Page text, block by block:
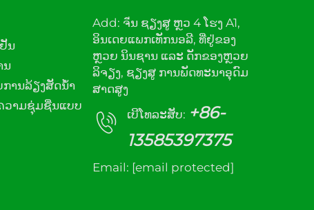
ນ
ນ
ານລ້ຽງສັດນ້ໍາ
ວາມຊຸ່ມຊື່ນແບບ
Add: ຈีນ ຊຽງສູ ຫຼວ 4 ໂຮງ A1,
ອິນເດຍແພກເທັກນອລີ, ທີ່ຢູ່ຂອງ
ຫຼວຍ ນິນຊານ ແລະ ດັກຂອງຫຼວຍ
ລິຈຽງ, ຊຽງສູ ການພັດທະນາອຸດົມ
ສາດສູງ
ເບີໂທລະສັບ: +86-
13585397375
Email: [email protected]